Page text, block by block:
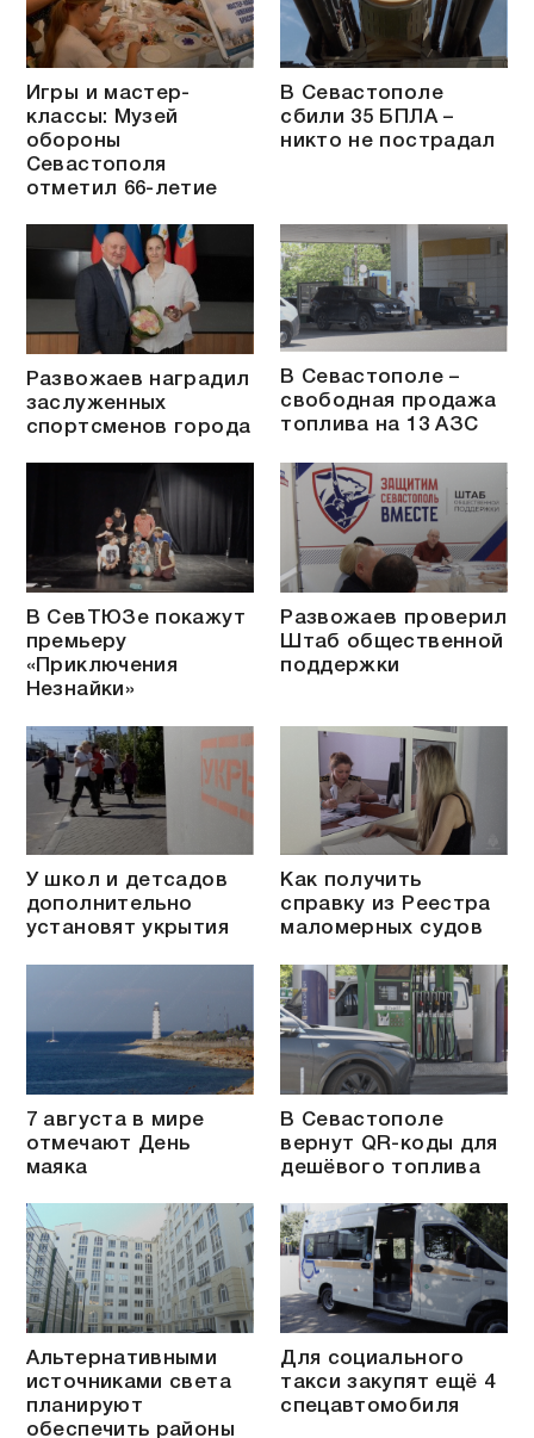
Игры и мастер-
классы: Музей
обороны
Севастополя
отметил 66-летие
В Севастополе
сбили 35 БПЛА –
никто не пострадал
Развожаев наградил
заслуженных
спортсменов города
В Севастополе –
свободная продажа
топлива на 13 АЗС
В СевТЮЗе покажут
премьеру
«Приключения
Незнайки»
Развожаев проверил
Штаб общественной
поддержки
У школ и детсадов
дополнительно
установят укрытия
Как получить
справку из Реестра
маломерных судов
7 августа в мире
отмечают День
маяка
В Севастополе
вернут QR-коды для
дешёвого топлива
Альтернативными
источниками света
планируют
обеспечить районы
Для социального
такси закупят ещё 4
спецавтомобиля